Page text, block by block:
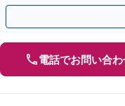
【顧問／スポット対応可】
電話でお問い合わ